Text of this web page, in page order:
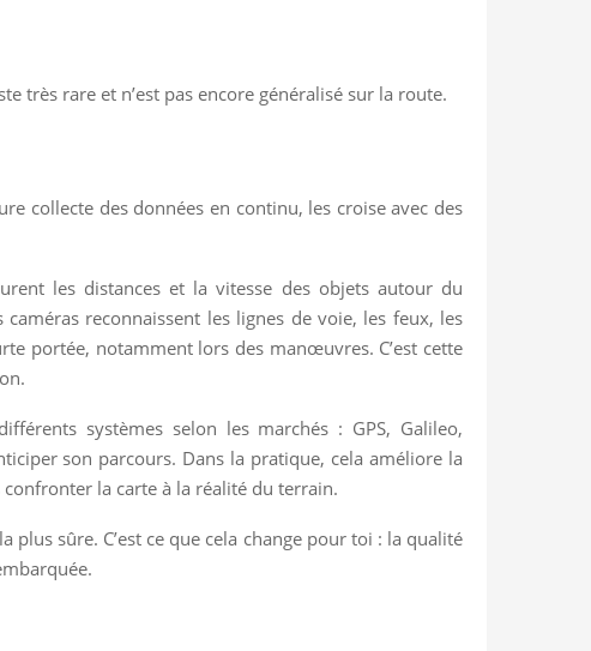
très rare et n’est pas encore généralisé sur la route.
collecte des données en continu, les croise avec des
les distances et la vitesse des objets autour du
reconnaissent les lignes de voie, les feux, les
portée, notamment lors des manœuvres. C’est cette
systèmes selon les marchés : GPS, Galileo,
son parcours. Dans la pratique, cela améliore la
la carte à la réalité du terrain.
sûre. C’est ce que cela change pour toi : la qualité